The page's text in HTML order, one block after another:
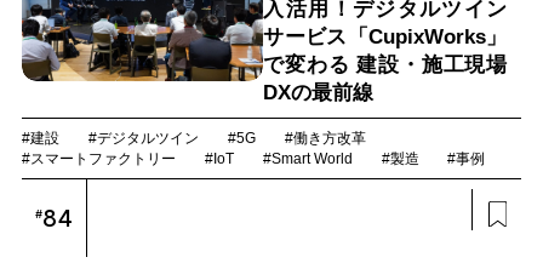
入活用！デジタルツイン
サービス「CupixWorks」
で変わる 建設・施工現場
DXの最前線
#建設 #デジタルツイン #5G
#働き方改革
#スマートファクトリー
#IoT #Smart World #製造 #事例
#84